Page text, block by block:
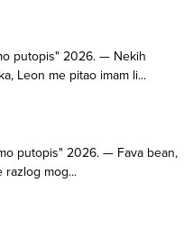
putopis" 2026. — Nekih
Leon me pitao imam li...
putopis" 2026. — Fava bean,
razlog mog...